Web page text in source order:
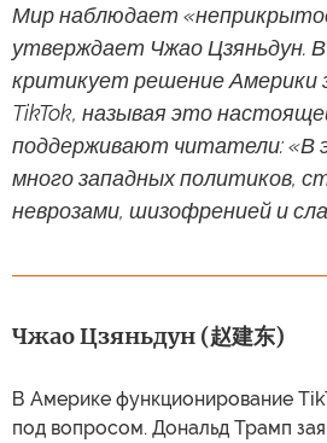
Мир наблюдает
утверждает Чжао Цзяньдун.
критикует решение Америки
TikTok, называя это
поддерживают читатели: «В
много западных политиков,
неврозами, шизофренией и
Чжао Цзяньдун (赵建东)
В Америке функционирование
под вопросом. Дональд Трамп